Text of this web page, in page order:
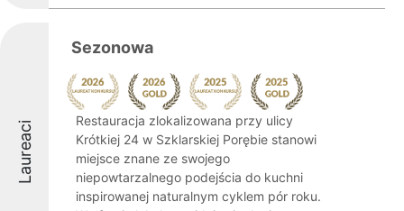
Laureaci
Sezonowa
Restauracja zlokalizowana przy ulicy
Krótkiej 24 w Szklarskiej Porębie stanowi
miejsce znane ze swojego
niepowtarzalnego podejścia do kuchni
inspirowanej naturalnym cyklem pór roku.